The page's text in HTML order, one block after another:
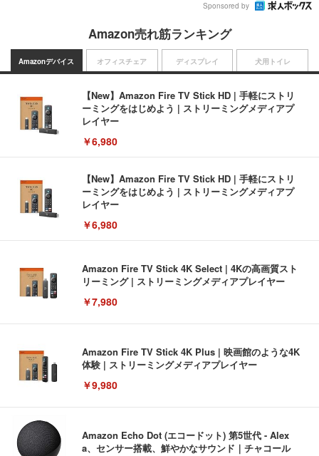
Sponsored by
Amazon売れ筋ランキング
Amazonデバイス
【New】Amazon Fire TV Stick HD | 手軽にストリ
ーミングをはじめよう | ストリーミングメディアプ
レイヤー
￥6,980
【New】Amazon Fire TV Stick HD | 手軽にストリ
ーミングをはじめよう | ストリーミングメディアプ
レイヤー
￥6,980
Amazon Fire TV Stick 4K Select | 4Kの高画質スト
リーミング | ストリーミングメディアプレイヤー
￥7,980
Amazon Fire TV Stick 4K Plus | 映画館のような4K
体験 | ストリーミングメディアプレイヤー
￥9,980
Amazon Echo Dot (エコードット) 第5世代 - Alex
a、センサー搭載、鮮やかなサウンド｜チャコール
オフィスチェア ディスプレイ 犬用トイレ